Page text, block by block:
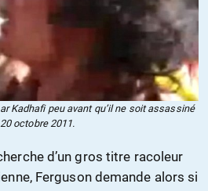
Kadhafi peu avant qu’il ne soit assassiné
octobre 2011.
d’un gros titre racoleur
Ferguson demande alors si